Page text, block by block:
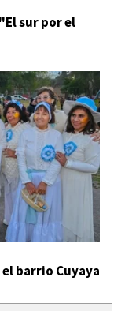
sur por el
barrio Cuyaya